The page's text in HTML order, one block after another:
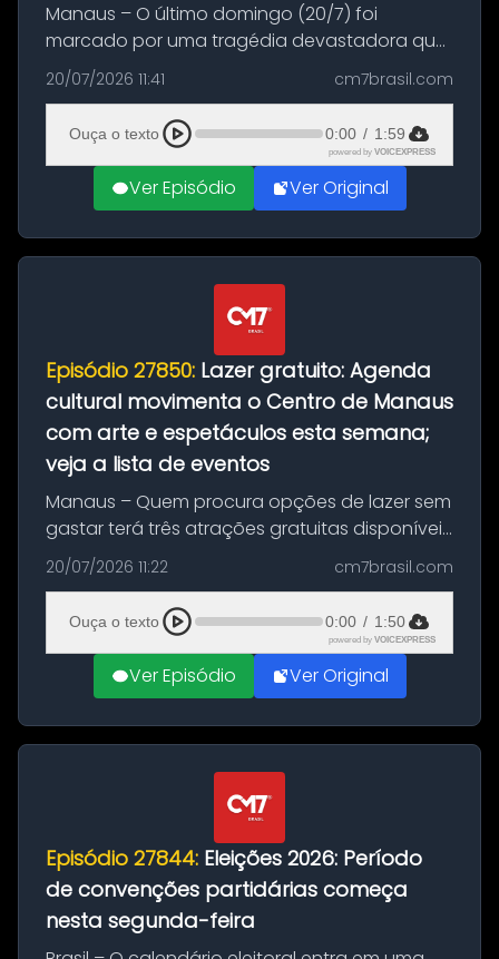
Manaus – O último domingo (20/7) foi
marcado por uma tragédia devastadora que
resultou na morte precoce de dois jovens na
BR-174, na zona rural de Manaus. Um passeio
com destino a um típico café regio...
20/07/2026 11:41 cm7brasil.com
Ouça o texto 0:00 / 1:59
powered by VOICEXPRESS
Ver Episódio Ver Original
Episódio 27850: Lazer gratuito: Agenda
cultural movimenta o Centro de Manaus
com arte e espetáculos esta semana;
veja a lista de eventos
Manaus – Quem procura opções de lazer sem
gastar terá três atrações gratuitas disponíveis
entre esta segunda-feira (20) e quinta-feira
(23). A programação inclui uma exposição
dedicada à história das ...
20/07/2026 11:22 cm7brasil.com
Ouça o texto 0:00 / 1:50
powered by VOICEXPRESS
Ver Episódio Ver Original
Episódio 27844: Eleições 2026: Período
de convenções partidárias começa
nesta segunda-feira